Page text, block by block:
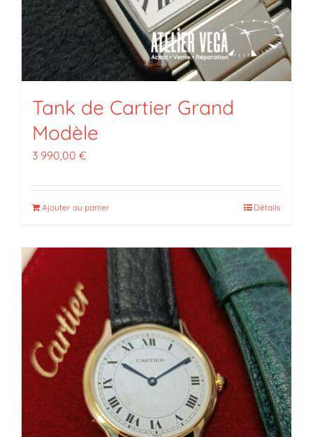
Tank de Cartier Grand
Modèle
3 990,00 €
Ajouter au panier Détails